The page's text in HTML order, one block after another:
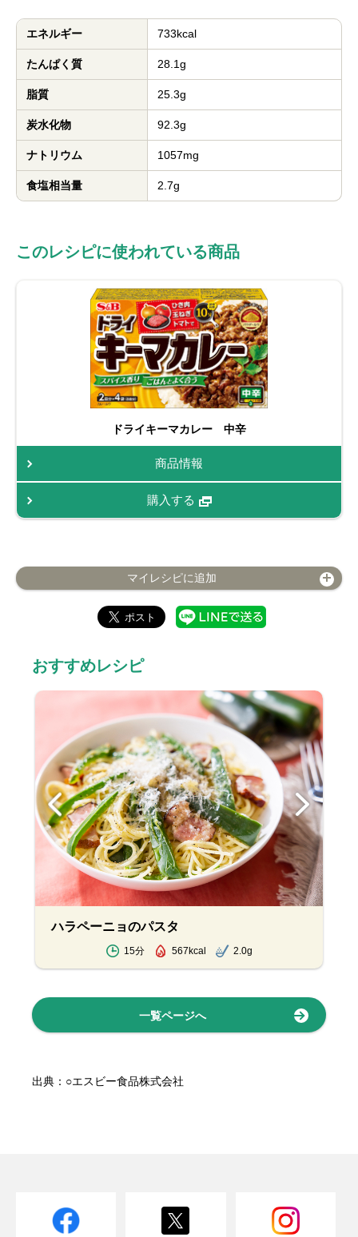
エネルギー 733kcal
たんぱく質 28.1g
脂質 25.3g
炭水化物 92.3g
ナトリウム 1057mg
食塩相当量 2.7g
このレシピに使われている商品
ドライキーマカレー 中辛
商品情報
購入する
マイレシピに追加
おすすめレシピ
ハラペーニョのパスタ
15分 567kcal 2.0g
一覧ページへ
出典：○エスビー食品株式会社